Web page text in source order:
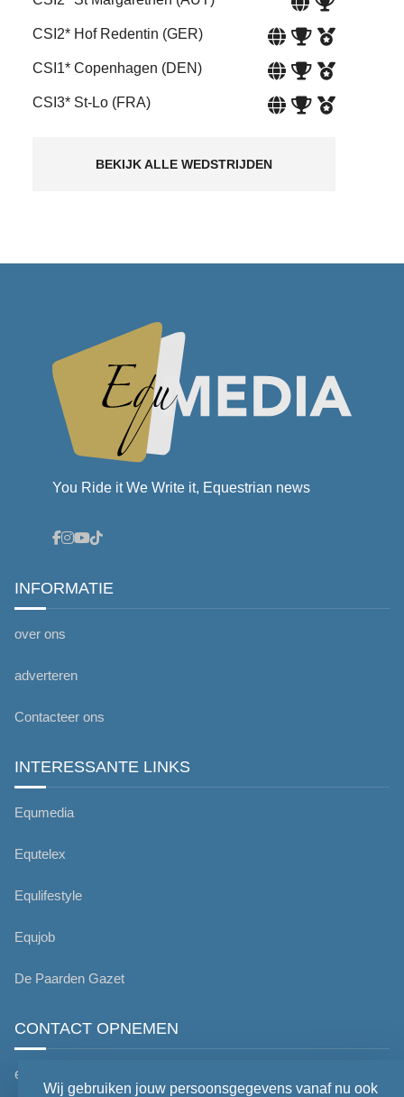
CSI2* Hof Redentin (GER)
CSI1* Copenhagen (DEN)
CSI3* St-Lo (FRA)
BEKIJK ALLE WEDSTRIJDEN
You Ride it We Write it, Equestrian news
INFORMATIE
over ons
adverteren
Contacteer ons
INTERESSANTE LINKS
Equmedia
Equtelex
Equlifestyle
Equjob
De Paarden Gazet
CONTACT OPNEMEN
editorial@equmedia.be
Wij gebruiken jouw persoonsgegevens vanaf nu ook